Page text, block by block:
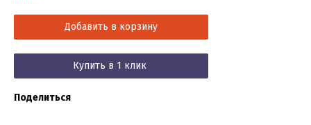
Добавить в корзину
Купить в 1 клик
Поделиться